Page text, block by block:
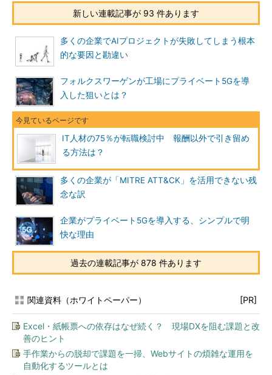
新しい連載記事が 93 件あります
多くの企業でAIプロジェクトが失敗してしまう根本
的な要因と勘違い
フォルクスワーゲンが工場にプライベート5Gを導
入した狙いとは？
IT人材の75％が転職検討中 報酬以外で引き留め
る方法は？
多くの企業が「MITRE ATT&CK」を活用できない残
念な訳
企業がプライベート5Gを導入する、シンプルで明
快な理由
過去の連載記事が 878 件あります
関連資料（ホワイトペーパー） [PR]
Excel・紙帳票への依存はなぜ続く？ 現場DXを阻む課題と改
善のヒント
手作業からの脱却で課題を一掃、Webサイトの煩雑な運用を
自動化するツールとは